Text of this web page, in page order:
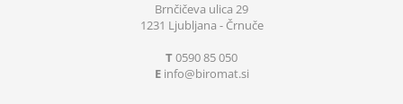
Brnčičeva ulica 29
1231 Ljubljana - Črnuče
T0590 85 050
E info biromat.si